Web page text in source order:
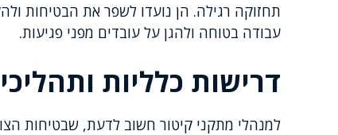
תחזוקה רגילה. הן נועדו לשפר את הבטיחות
עבודה בטוחה ולהגן על עובדים מפני פגיעות.
דרישות כלליות
למנהלי מתקני קיטור חשוב לדעת, שבטיחות